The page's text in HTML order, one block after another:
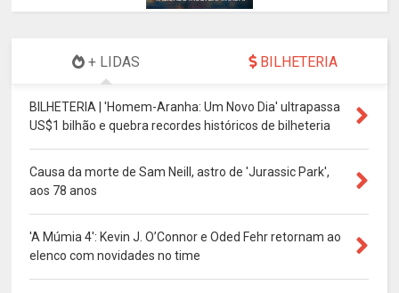
+ LIDAS BILHETERIA
BILHETERIA | 'Homem-Aranha: Um Novo Dia' ultrapassa
US$1 bilhão e quebra recordes históricos de bilheteria
Causa da morte de Sam Neill, astro de 'Jurassic Park',
aos 78 anos
'A Múmia 4': Kevin J. O’Connor e Oded Fehr retornam ao
elenco com novidades no time